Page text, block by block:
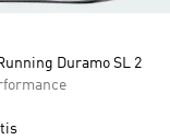
Duramo SL 2